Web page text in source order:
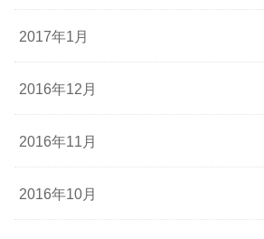
2017年1月
2016年12月
2016年11月
2016年10月